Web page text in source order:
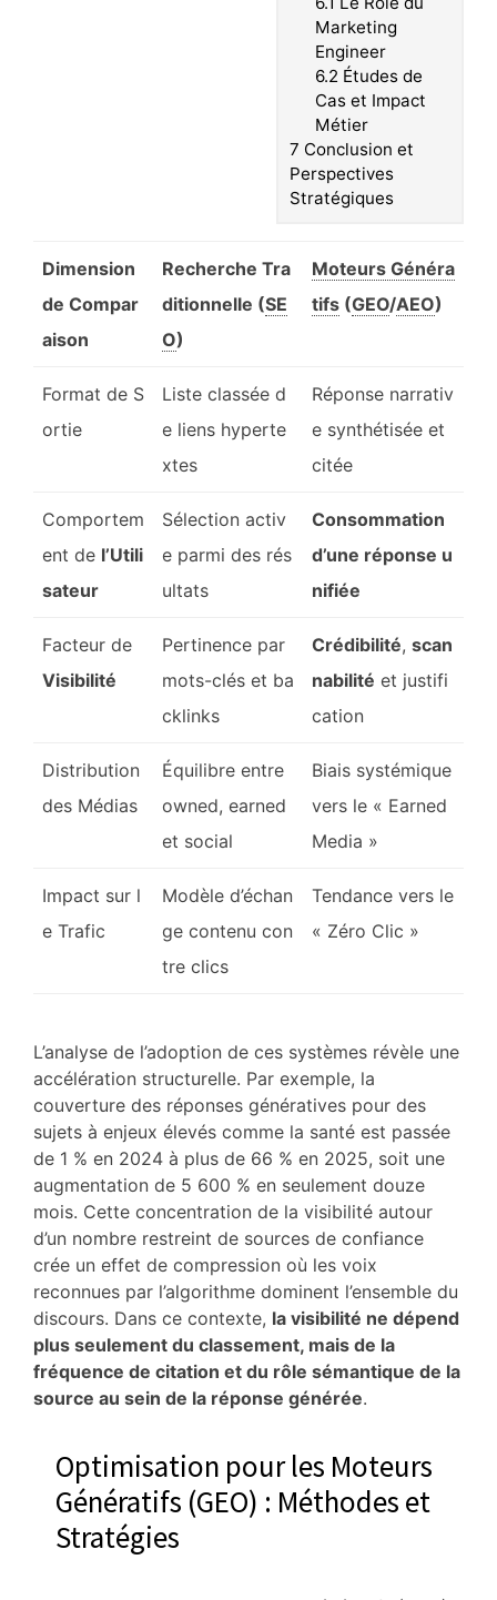
Marketing
Engineer
6.2 Études de
Cas et Impact
Métier
7 Conclusion et
Perspectives
Stratégiques
Dimension
de Compar
aison
Recherche Tra
ditionnelle (SE
O)
Moteurs Généra
tifs (GEO/AEO)
Format de S
ortie
Liste classée d
e liens hyperte
xtes
Réponse narrativ
e synthétisée et
citée
Comportem
ent de l’Utili
sateur
Sélection activ
e parmi des rés
ultats
Consommation
d’une réponse u
nifiée
Facteur de
Visibilité
Pertinence par
mots-clés et ba
cklinks
Crédibilité, scan
nabilité et justifi
cation
Distribution
des Médias
Équilibre entre
owned, earned
et social
Biais systémique
vers le « Earned
Media »
Impact sur l
e Trafic
Modèle d’échan
ge contenu con
tre clics
Tendance vers le
« Zéro Clic »
L’analyse de l’adoption de ces systèmes révèle une
accélération structurelle. Par exemple, la
couverture des réponses génératives pour des
sujets à enjeux élevés comme la santé est passée
de 1 % en 2024 à plus de 66 % en 2025, soit une
augmentation de 5 600 % en seulement douze
mois. Cette concentration de la visibilité autour
d’un nombre restreint de sources de confiance
crée un effet de compression où les voix
reconnues par l’algorithme dominent l’ensemble du
discours. Dans ce contexte, la visibilité ne dépend
plus seulement du classement, mais de la
fréquence de citation et du rôle sémantique de la
source au sein de la réponse générée.
Optimisation pour les Moteurs
Génératifs (GEO) : Méthodes et
Stratégies